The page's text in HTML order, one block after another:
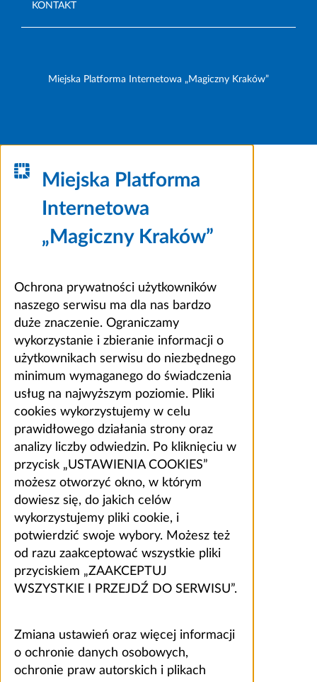
KONTAKT
Miejska Platforma Internetowa „Magiczny Kraków”
Miejska Platforma
Internetowa
„Magiczny Kraków”
Ochrona prywatności użytkowników
naszego serwisu ma dla nas bardzo
duże znaczenie. Ograniczamy
wykorzystanie i zbieranie informacji o
użytkownikach serwisu do niezbędnego
minimum wymaganego do świadczenia
usług na najwyższym poziomie. Pliki
cookies wykorzystujemy w celu
prawidłowego działania strony oraz
analizy liczby odwiedzin. Po kliknięciu w
przycisk „USTAWIENIA COOKIES”
możesz otworzyć okno, w którym
dowiesz się, do jakich celów
wykorzystujemy pliki cookie, i
potwierdzić swoje wybory. Możesz też
od razu zaakceptować wszystkie pliki
przyciskiem „ZAAKCEPTUJ
WSZYSTKIE I PRZEJDŹ DO SERWISU”.
Zmiana ustawień oraz więcej informacji
o ochronie danych osobowych,
ochronie praw autorskich i plikach